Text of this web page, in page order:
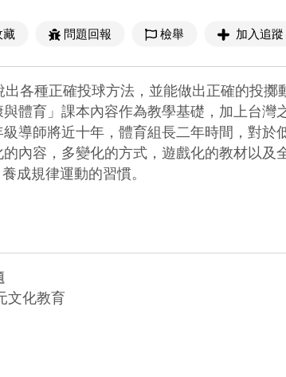
藏 問題回報 檢舉 加入追蹤
各種正確投球方法，並能做出正確的投
體育」課本內容作為教學基礎，加上台
導師將近十年，體育組長二年時間，對
內容，多變化的方式，遊戲化的教材以
成規律運動的習慣。
文化教育